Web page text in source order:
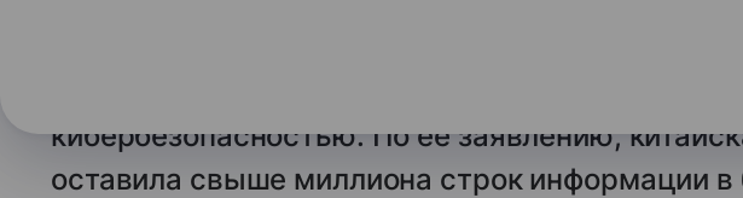
кибербезопасностью. По ее заявлению,
оставила свыше миллиона строк информации в